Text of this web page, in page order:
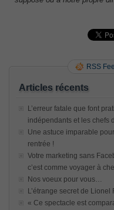
RSS
Articles récents
L’erreur fatale que font
indépendants et les chefs
Une astuce imparable
rentrée !
Votre marketing sans
c’est comme voyager à
Nos voeux pour vous…
L’étrange secret de
« Ce spectacle est